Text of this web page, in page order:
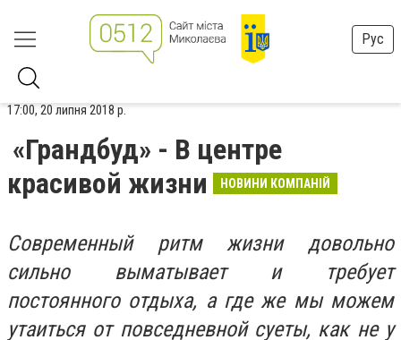
Рус
17:00, 20 липня 2018 р.
«Грандбуд» - В центре
красивой жизни
НОВИНИ КОМПАНІЙ
Современный ритм жизни довольно
сильно выматывает и требует
постоянного отдыха, а где же мы можем
утаиться от повседневной суеты, как не у